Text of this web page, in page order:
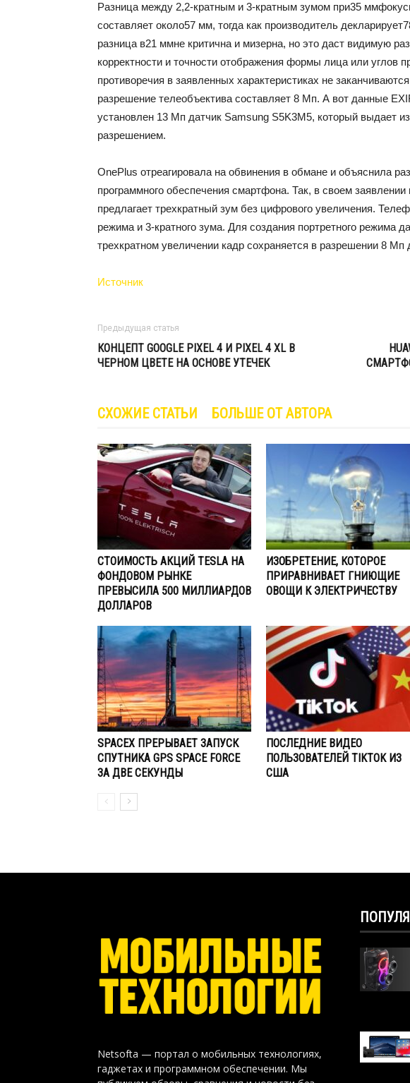
Разница между 2,2-кратным и 3-кратным зумом при35
составляет около57 мм, тогда как производитель
разница в21 ммне критична и мизерна, но это даст видимую
корректности и точности отображения формы лица или углов
противоречия в заявленных характеристиках не
разрешение телеобъектива составляет 8 Мп. А вот данные
установлен 13 Мп датчик Samsung S5K3M5, который выдает
разрешением.
OnePlus отреагировала на обвинения в обмане и объяснила
программного обеспечения смартфона. Так, в своем
предлагает трехкратный зум без цифрового увеличения.
режима и 3-кратного зума. Для создания портретного режима
трехкратном увеличении кадр сохраняется в разрешении 8
Источник
Предыдущая статья
КОНЦЕПТ GOOGLE PIXEL 4 И PIXEL 4 XL В
ЧЕРНОМ ЦВЕТЕ НА ОСНОВЕ УТЕЧЕК
СХОЖИЕ СТАТЬИ БОЛЬШЕ ОТ АВТОРА
СТОИМОСТЬ АКЦИЙ TESLA НА
ФОНДОВОМ РЫНКЕ
ПРЕВЫСИЛА 500 МИЛЛИАРДОВ
ДОЛЛАРОВ
ИЗОБРЕТЕНИЕ, КОТОРОЕ
ПРИРАВНИВАЕТ ГНИЮЩИЕ
ОВОЩИ К ЭЛЕКТРИЧЕСТВУ
SPACEX ПРЕРЫВАЕТ ЗАПУСК
СПУТНИКА GPS SPACE FORCE
ЗА ДВЕ СЕКУНДЫ
ПОСЛЕДНИЕ ВИДЕО
ПОЛЬЗОВАТЕЛЕЙ TIKTOK ИЗ
США
Netsofta — портал о мобильных технологиях,
гаджетах и программном обеспечении. Мы